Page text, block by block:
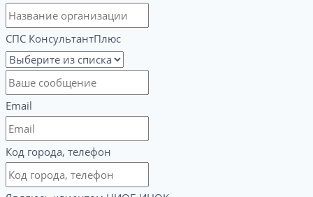
СПС КонсультантПлюс
Email
Код города, телефон